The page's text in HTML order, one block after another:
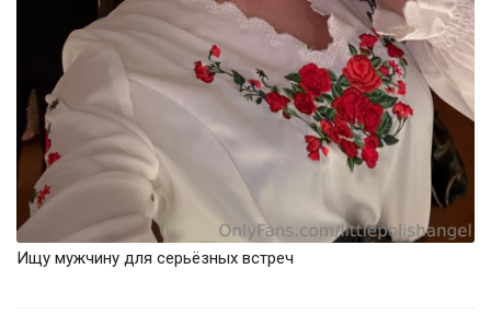
Ищу мужчину для серьёзных встреч